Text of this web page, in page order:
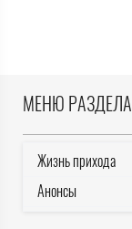
МЕНЮ РАЗДЕЛА
Жизнь прихода
Анонсы